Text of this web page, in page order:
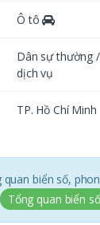
Ô tô
Dân sự thường
dịch vụ
TP. Hồ Chí Minh
biển số,
Tổng quan biển